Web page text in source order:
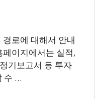
로에 대해서 안내
이지에서는 실적,
기보고서 등 투자
수 …